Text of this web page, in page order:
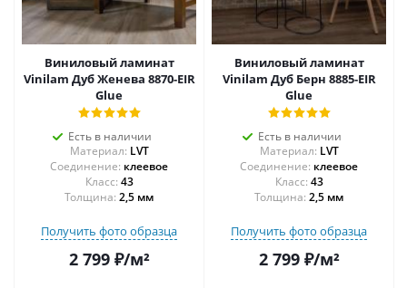
Виниловый ламинат
Vinilam Дуб Женева 8870-EIR
Glue
Есть в наличии
Материал: LVT
Соединение: клеевое
43
Толщина: 2,5 мм
Получить фото образца
2 799₽/м²
Виниловый ламинат
Vinilam Дуб Берн 8885-EIR
Glue
Есть в наличии
Материал: LVT
Соединение: клеевое
43
Толщина: 2,5 мм
Получить фото образца
2 799₽/м²